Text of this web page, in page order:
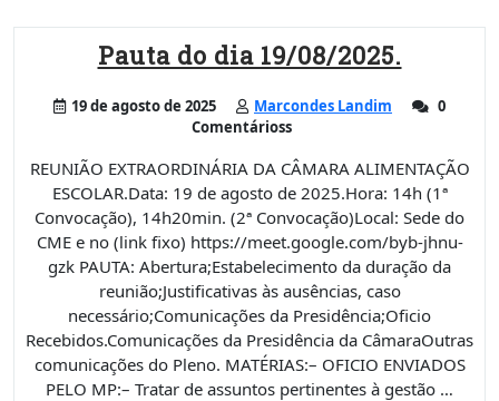
Pauta do dia 19/08/2025.
19 de agosto de 2025 Marcondes Landim
0
Comentárioss
REUNIÃO EXTRAORDINÁRIA DA CÂMARA ALIMENTAÇÃO
ESCOLAR.Data: 19 de agosto de 2025.Hora: 14h (1ª
Convocação), 14h20min. (2ª Convocação)Local: Sede do
CME e no (link fixo) https://meet.google.com/byb-jhnu-
gzk PAUTA: Abertura;Estabelecimento da duração da
reunião;Justificativas às ausências, caso
necessário;Comunicações da Presidência;Oficio
Recebidos.Comunicações da Presidência da CâmaraOutras
comunicações do Pleno. MATÉRIAS:– OFICIO ENVIADOS
PELO MP:– Tratar de assuntos pertinentes à gestão …